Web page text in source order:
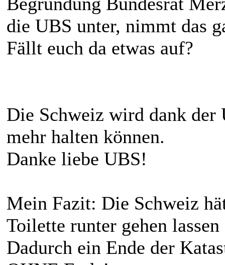
die UBS unter, nimmt das
Fällt euch da etwas auf?
Die Schweiz wird dank der
mehr halten können.
Danke liebe UBS!
Mein Fazit: Die Schweiz
Toilette runter gehen
Dadurch ein Ende der